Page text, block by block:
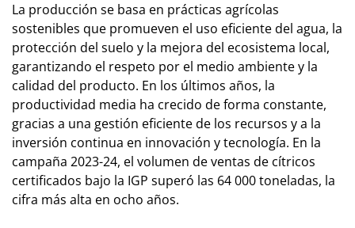
La producción se basa en prácticas agrícolas
sostenibles que promueven el uso eficiente del agua, la
protección del suelo y la mejora del ecosistema local,
garantizando el respeto por el medio ambiente y la
calidad del producto. En los últimos años, la
productividad media ha crecido de forma constante,
gracias a una gestión eficiente de los recursos y a la
inversión continua en innovación y tecnología. En la
campaña 2023-24, el volumen de ventas de cítricos
certificados bajo la IGP superó las 64 000 toneladas, la
cifra más alta en ocho años.